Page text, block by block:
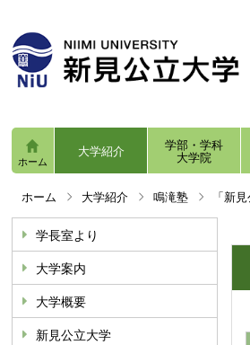
ホーム
大学紹介
学部・学科
大学院
ホーム 大学紹介 鳴滝塾 「新
学長室より
大学案内
大学概要
新見公立大学